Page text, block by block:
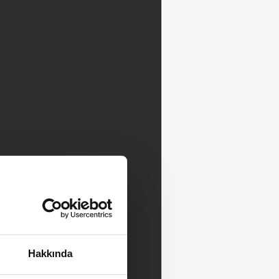
Hakkında